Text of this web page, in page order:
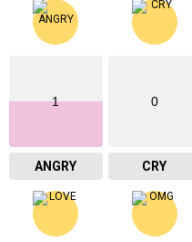
1
ANGRY
0
CRY